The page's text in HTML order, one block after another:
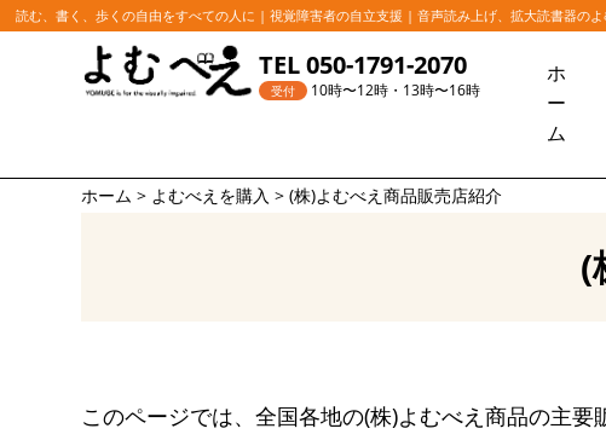
読む、書く、歩くの自由をすべての人に | 視覚障害者の自立支援 | 音声読み上げ、拡大読書器のよ
TEL 050-1791-2070
受付 10時〜12時・13時〜16時
ツ
ホ
ー
ム
ホーム > よむべえを購入 >(株)よむべえ商品販売店紹介
(
このページでは、全国各地の(株)よむべえ商品の主